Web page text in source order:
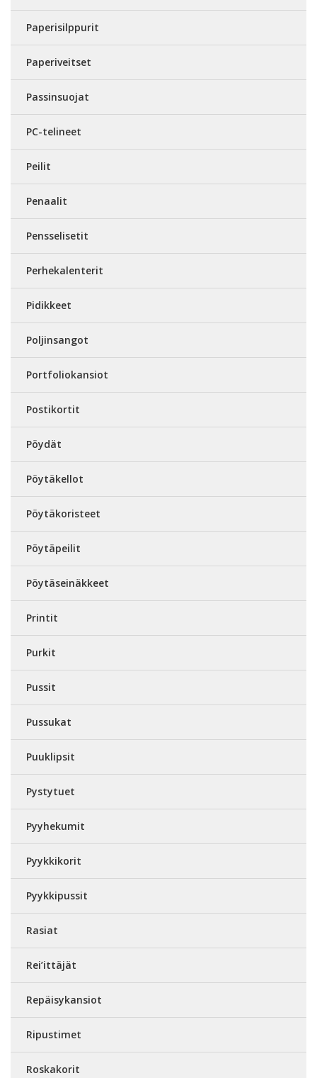
Paperisilppurit
Paperiveitset
Passinsuojat
PC-telineet
Peilit
Penaalit
Pensselisetit
Perhekalenterit
Pidikkeet
Poljinsangot
Portfoliokansiot
Postikortit
Pöydät
Pöytäkellot
Pöytäkoristeet
Pöytäpeilit
Pöytäseinäkkeet
Printit
Purkit
Pussit
Pussukat
Puuklipsit
Pystytuet
Pyyhekumit
Pyykkikorit
Pyykkipussit
Rasiat
Rei’ittäjät
Repäisykansiot
Ripustimet
Roskakorit